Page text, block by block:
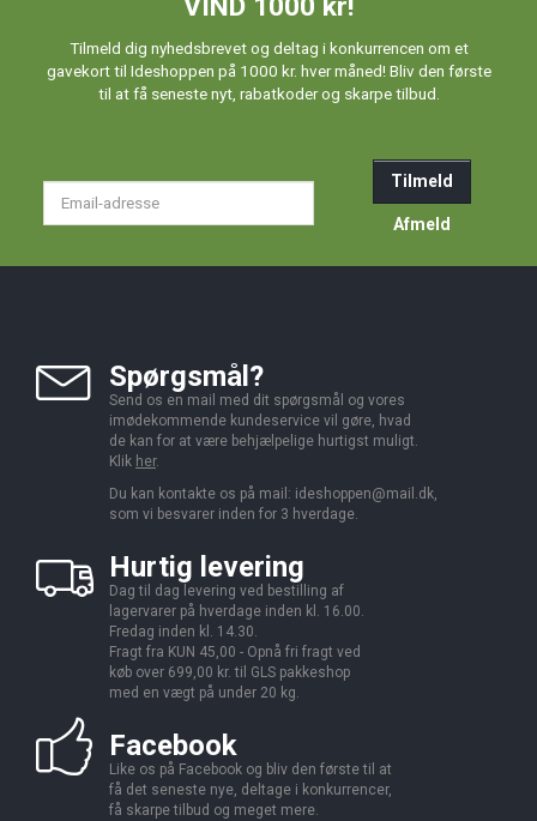
VIND 1000 kr!
Tilmeld dig nyhedsbrevet og deltag i konkurrencen om et
gavekort til Ideshoppen på 1000 kr. hver måned! Bliv den første
til at få seneste nyt, rabatkoder og skarpe tilbud.
Tilmeld
Afmeld
Spørgsmål?
Send os en mail med dit spørgsmål og vores
imødekommende kundeservice vil gøre, hvad
de kan for at være behjælpelige hurtigst muligt.
Klik her.
Du kan kontakte os på mail: ideshoppen@mail.dk,
som vi besvarer inden for 3 hverdage.
Hurtig levering
Dag til dag levering ved bestilling af
lagervarer på hverdage inden kl. 16.00.
Fredag inden kl. 14.30.
Fragt fra KUN 45,00 - Opnå fri fragt ved
køb over 699,00 kr. til GLS pakkeshop
med en vægt på under 20 kg.
Facebook
Like os på Facebook og bliv den første til at
få det seneste nye, deltage i konkurrencer,
få skarpe tilbud og meget mere.